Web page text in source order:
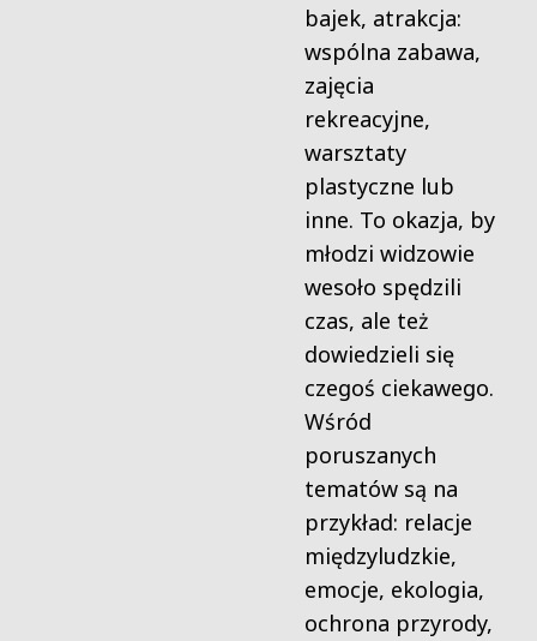
bajek, atrakcja:
wspólna zabawa,
zajęcia
rekreacyjne,
warsztaty
plastyczne lub
inne. To okazja, by
młodzi widzowie
wesoło spędzili
czas, ale też
dowiedzieli się
czegoś ciekawego.
Wśród
poruszanych
tematów są na
przykład: relacje
międzyludzkie,
emocje, ekologia,
ochrona przyrody,